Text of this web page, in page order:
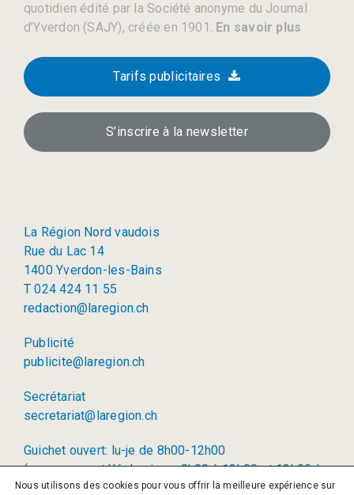
quotidien édité par la Société anonyme du Journal
d’Yverdon (SAJY), créée en 1901. En savoir plus
Tarifs publicitaires
S’inscrire à la newsletter
La Région Nord vaudois
Rue du Lac 14
1400 Yverdon-les-Bains
T 024 424 11 55
redaction@laregion.ch
Publicité
publicite@laregion.ch
Secrétariat
secretariat@laregion.ch
Guichet ouvert: lu-je de 8h00-12h00
(permanence téléphonique: 8h00 à 12h00 et 13h00 à
17h00)
Nous utilisons des cookies pour vous offrir la meilleure expérience sur